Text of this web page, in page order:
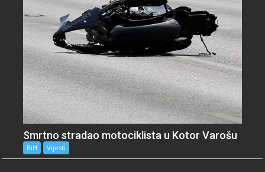
Smrtno stradao motociklista u Kotor Varošu
BiH Vijesti